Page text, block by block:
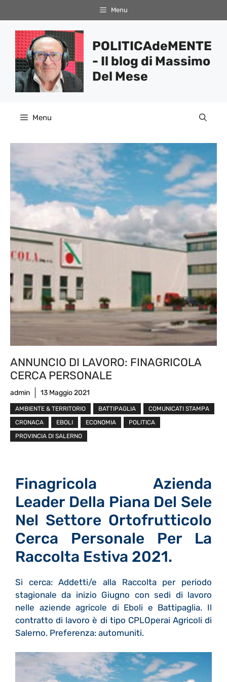
al
contenuto
Menu
POLITICAdeMENTE
- Il blog di Massimo
Del Mese
Menu
ANNUNCIO DI LAVORO: FINAGRICOLA
CERCA PERSONALE
admin 13 Maggio 2021
AMBIENTE & TERRITORIO BATTIPAGLIA
COMUNICATI STAMPA
CRONACA
EBOLI ECONOMIA
POLITICA
PROVINCIA DI SALERNO
Finagricola Azienda
Leader Della Piana Del Sele
Nel Settore Ortofrutticolo
Cerca Personale Per La
Raccolta Estiva 2021.
Si cerca: Addetti/e alla Raccolta per periodo
stagionale da inizio Giugno con sedi di lavoro
nelle aziende agricole di Eboli e Battipaglia. Il
contratto di lavoro è di tipo CPLOperai Agricoli di
Salerno. Preferenza: automuniti.